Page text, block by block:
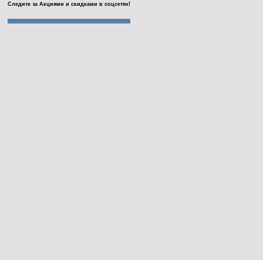
Следите за Акциями и скидками в соцсетях!